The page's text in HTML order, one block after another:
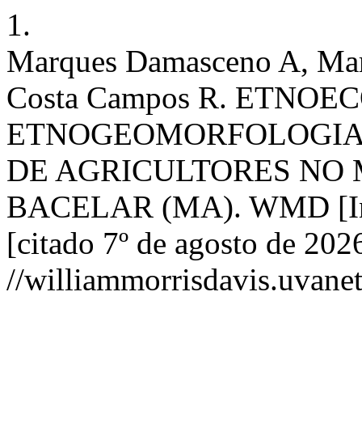
1.
Marques Damasceno A,
Costa Campos R.
DE AGRICULTORES
BACELAR (MA). WMD
[citado 7º de agosto de
//